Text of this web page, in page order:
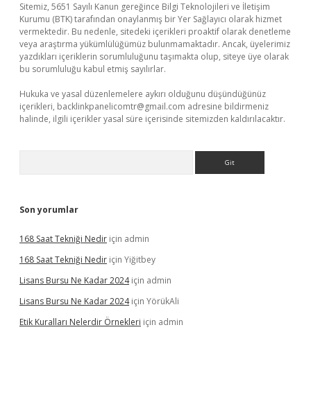
Sitemiz, 5651 Sayılı Kanun gereğince Bilgi Teknolojileri ve İletişim
Kurumu (BTK) tarafından onaylanmış bir Yer Sağlayıcı olarak hizmet
vermektedir. Bu nedenle, sitedeki içerikleri proaktif olarak denetleme
veya araştırma yükümlülüğümüz bulunmamaktadır. Ancak, üyelerimiz
yazdıkları içeriklerin sorumluluğunu taşımakta olup, siteye üye olarak
bu sorumluluğu kabul etmiş sayılırlar.
Hukuka ve yasal düzenlemelere aykırı olduğunu düşündüğünüz
içerikleri, backlinkpanelicomtr@gmail.com adresine bildirmeniz
halinde, ilgili içerikler yasal süre içerisinde sitemizden kaldırılacaktır.
Son yorumlar
168 Saat Tekniği Nedir için admin
168 Saat Tekniği Nedir için Yiğitbey
Lisans Bursu Ne Kadar 2024için admin
Lisans Bursu Ne Kadar 2024için YörükAli
Etik Kuralları Nelerdir Örnekleri için admin